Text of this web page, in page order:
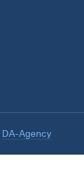
DA-Agency